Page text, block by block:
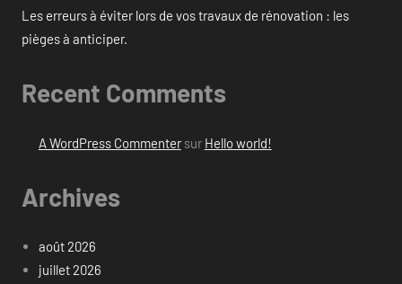
Les erreurs à éviter lors de vos travaux de rénovation : les
pièges à anticiper.
Recent Comments
A WordPress Commentersur Hello world!
Archives
août 2026
juillet 2026